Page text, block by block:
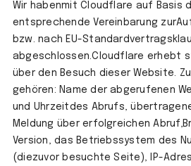
Wir habenmit Cloudflare auf Basis
entsprechende Vereinbarung
bzw. nach EU-
abgeschlossen.Cloudflare erhebt
über den Besuch dieser Website.
gehören: Name der abgerufenen
und Uhrzeitdes Abrufs,
Meldung über erfolgreichen
Version, das Betriebssystem des
(diezuvor besuchte Seite), IP-